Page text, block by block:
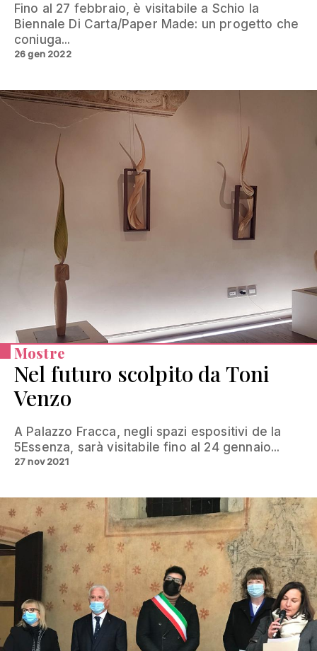
Fino al 27 febbraio, è visitabile a Schio la
Biennale Di Carta/Paper Made: un progetto che
coniuga...
26 gen 2022
Mostre
Nel futuro scolpito da Toni
Venzo
A Palazzo Fracca, negli spazi espositivi de la
5Essenza, sarà visitabile fino al 24 gennaio...
27 nov 2021